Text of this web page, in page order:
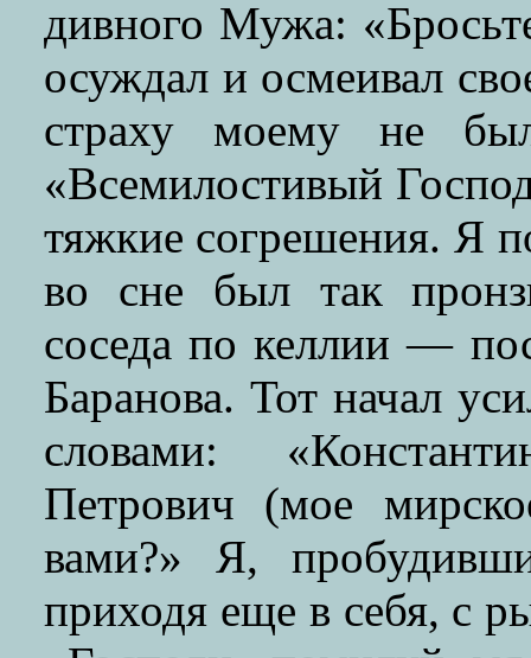
дивного Мужа:
осуждал и осмеивал
страху моему не
«Всемилостивый
тяжкие согрешения. Я
во сне был так
соседа по келлии —
Баранова. Тот начал
словами:
Петрович (мое
вами?» Я,
приходя еще в себя, с